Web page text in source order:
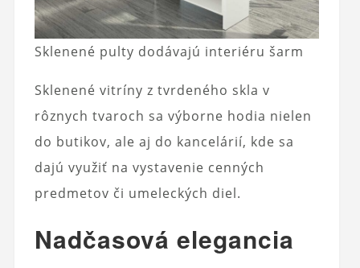
Sklenené pulty dodávajú interiéru šarm
Sklenené vitríny z tvrdeného skla v
rôznych tvaroch sa výborne hodia nielen
do butikov, ale aj do kancelárií, kde sa
dajú využiť na vystavenie cenných
predmetov či umeleckých diel.
Nadčasová elegancia